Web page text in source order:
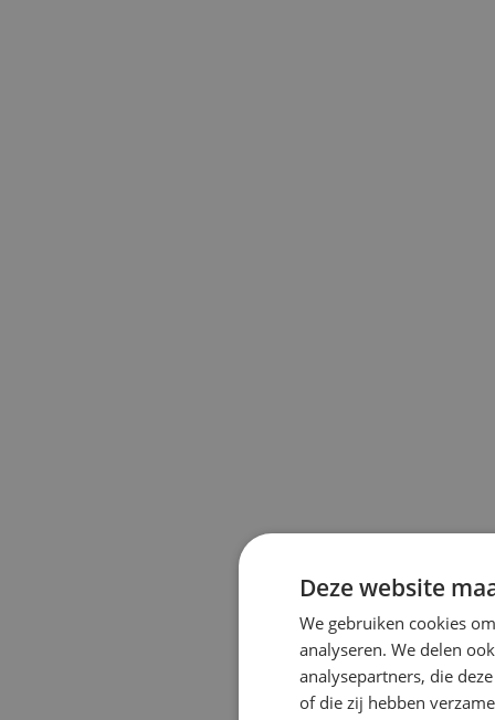
Deze website
We gebruiken cookies
analyseren. We delen
analysepartners, die
of die zij hebben